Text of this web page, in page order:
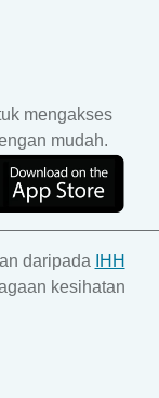
mengakses
mudah.
daripada
IHH
kesihatan